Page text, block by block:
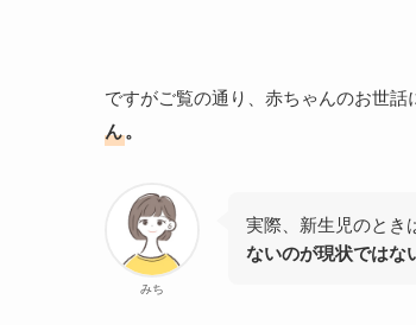
ですがご覧の通り、赤ちゃんのお世
ん。
みち
実際、新生児のとき
ないのが現状ではな